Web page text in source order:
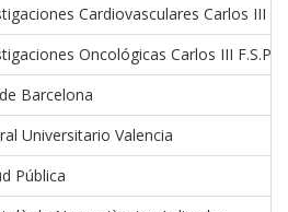
Cardiovasculares Carlos III
Oncológicas Carlos III F.S.P.
Barcelona
Universitario Valencia
Pública